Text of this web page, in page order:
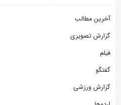
آخرین مطالب
گزارش تصویری
فیلم
گفتگو
گزارش ورزشی